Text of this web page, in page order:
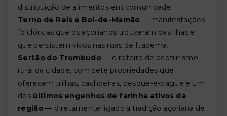
distribuição de alimentos em comunidade.
Terno de Reis e Boi-de-Mamão — manifestações
folclóricas que os açorianos trouxeram das ilhas e
que persistem vivos nas ruas de Itapema.
Sertão do Trombudo — o roteiro de ecoturismo
rural da cidade, com sete propriedades que
oferecem trilhas, cachoeiras, pesque-e-pague e um
dos últimos engenhos de farinha ativos da
região — diretamente ligado à tradição açoriana de